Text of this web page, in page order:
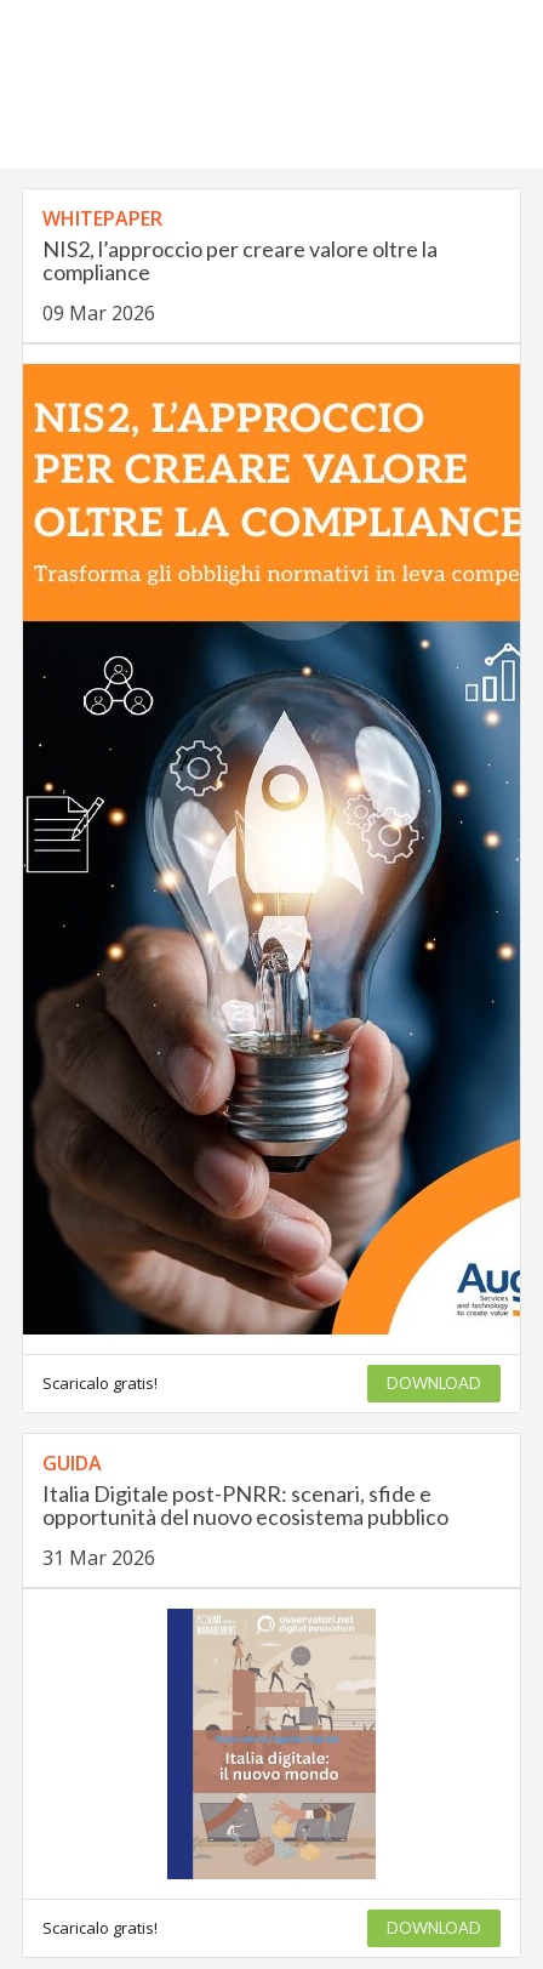
WHITEPAPER
NIS2, l’approccio per creare valore oltre la
compliance
09 Mar 2026
Scaricalo gratis! DOWNLOAD
GUIDA
Italia Digitale post-PNRR: scenari, sfide e
opportunità del nuovo ecosistema pubblico
31 Mar 2026
Scaricalo gratis! DOWNLOAD